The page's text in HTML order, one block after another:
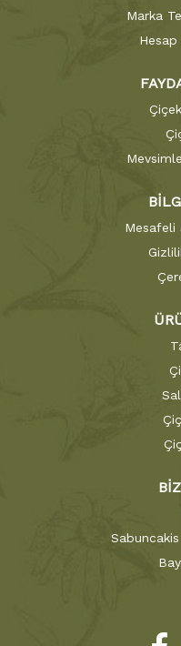
Marka
Hesap
Mesafeli